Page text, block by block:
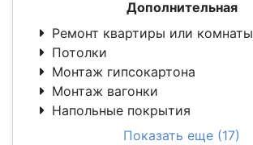
Дополнительная
Ремонт квартиры или комнаты
Потолки
Монтаж гипсокартона
Монтаж вагонки
Напольные покрытия
Показать еще (17)